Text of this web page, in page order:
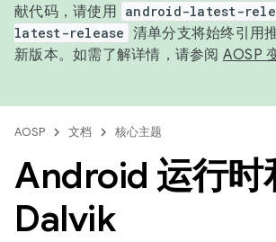
献代码，请使用 android-latest-
latest-release 清单分支将始终引用
新版本。如需了解详情，请参阅 AOSP
AOSP 文档 核心主题
Android 运行时
Dalvik